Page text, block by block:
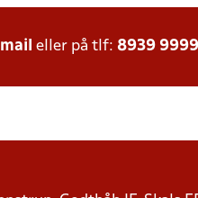
mail eller på tlf: 8939 9999